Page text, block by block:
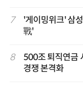
7
'게이밍위크' 삼
戰'
8
500조 퇴직연금
경쟁 본격화